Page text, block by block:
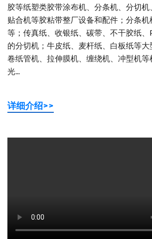
胶等纸塑类胶带涂布机、分条机、分切机
贴合机等胶粘带整厂设备和配件；分条
等；传真纸、收银纸、碳带、不干胶纸、
的分切机；牛皮纸、麦杆纸、白板纸等大
卷纸管机、拉伸膜机、缠绕机、冲型机
光...
详细介绍>>